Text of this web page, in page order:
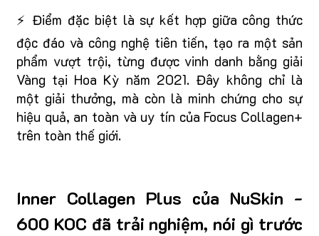
⚡ Điểm đặc biệt là sự kết hợp giữa công thức
độc đáo và công nghệ tiên tiến, tạo ra một sản
phẩm vượt trội, từng được vinh danh bằng giải
Vàng tại Hoa Kỳ năm 2021. Đây không chỉ là
một giải thưởng, mà còn là minh chứng cho sự
hiệu quả, an toàn và uy tín của Focus Collagen+
trên toàn thế giới.
Inner Collagen Plus của NuSkin -
600 KOC đã trải nghiệm, nói gì trước